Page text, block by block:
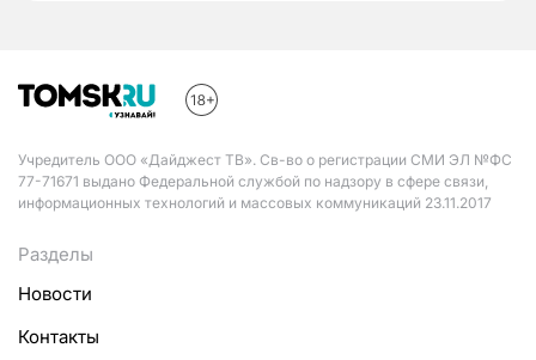
Учредитель ООО «Дайджест ТВ». Св-во о регистрации СМИ ЭЛ №ФС
77-71671 выдано Федеральной службой по надзору в сфере связи,
информационных технологий и массовых коммуникаций 23.11.2017
Разделы
Новости
Контакты